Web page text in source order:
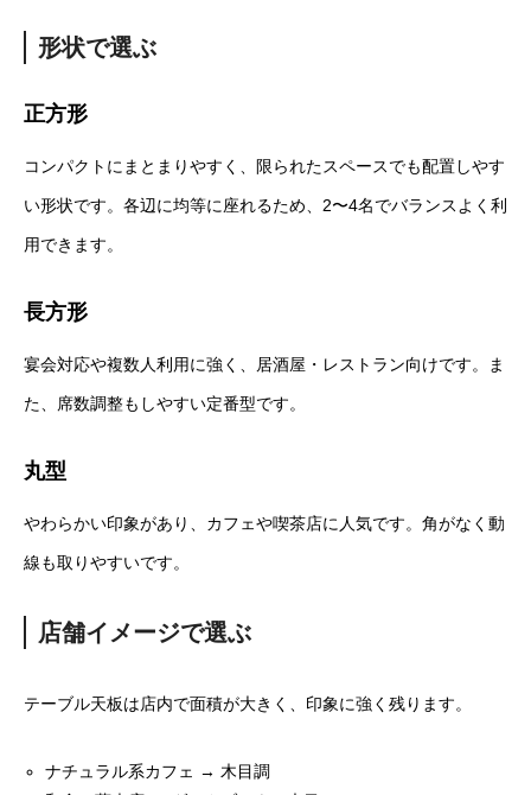
形状で選ぶ
正方形
コンパクトにまとまりやすく、限られたスペースでも配置しやす
い形状です。各辺に均等に座れるため、2〜4名でバランスよく利
用できます。
長方形
宴会対応や複数人利用に強く、居酒屋・レストラン向けです。ま
た、席数調整もしやすい定番型です。
丸型
やわらかい印象があり、カフェや喫茶店に人気です。角がなく動
線も取りやすいです。
店舗イメージで選ぶ
テーブル天板は店内で面積が大きく、印象に強く残ります。
ナチュラル系カフェ → 木目調